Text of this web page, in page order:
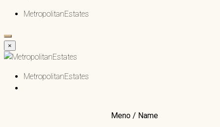
MetropolitanEstates
×
MetropolitanEstates
Meno / Name